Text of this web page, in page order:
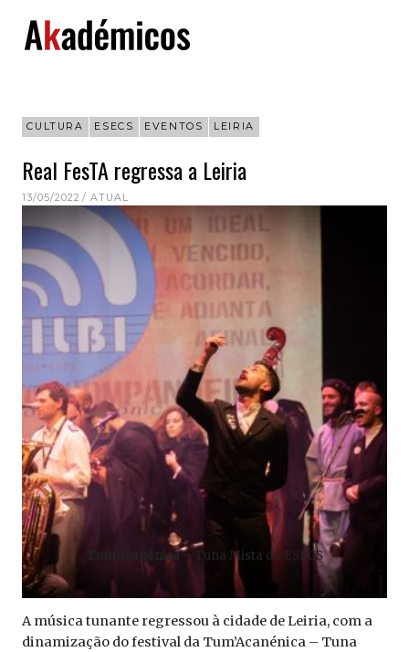
content
CULTURA ESECS EVENTOS LEIRIA
Real FesTA regressa a Leiria
13/05/2022 ATUAL
Tum’Acanénica – Tuna Mista da ESECS
A música tunante regressou à cidade de Leiria, com a
dinamização do festival da Tum’Acanénica – Tuna